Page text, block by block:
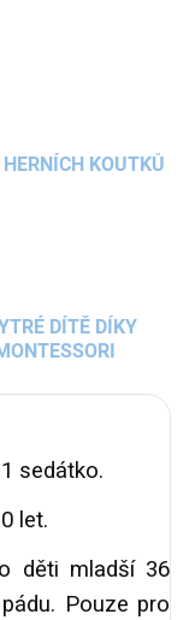
KOUTKŮ
DÍTĚ DÍKY
sedátko.
let.
děti mladší 36
Pouze pro